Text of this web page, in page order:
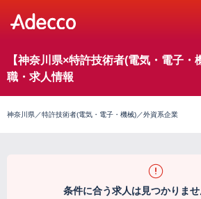
【神奈川県×特許技術者(電気・電子
職・求人情報
神奈川県／特許技術者(電気・電子・機械)／外資系企業
条件に合う求人は見つかりませ